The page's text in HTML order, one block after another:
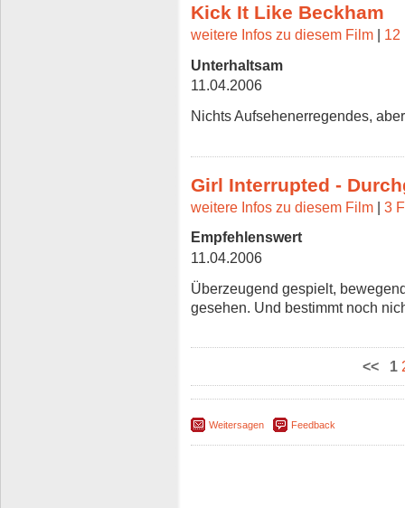
Kick It Like Beckham
weitere Infos zu diesem Film
12
Unterhaltsam
11.04.2006
Nichts Aufsehenerregendes,
Girl Interrupted -
weitere Infos zu diesem Film | 3
Empfehlenswert
11.04.2006
Überzeugend gespielt,
gesehen. Und bestimmt noch
<< 1
Weitersagen Feedback